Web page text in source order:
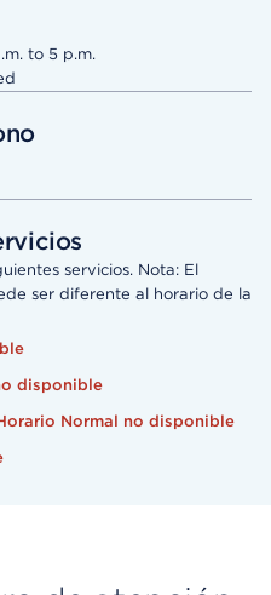
to 5 p.m.
servicios. Nota: El
ser diferente al horario de la
disponible
Normal no disponible